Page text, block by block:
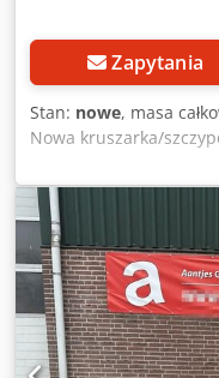
Zapytania
Stan: nowe, masa
Nowa kruszarka/
ton. Dksdpozkaw Ijfx
kruszenia.